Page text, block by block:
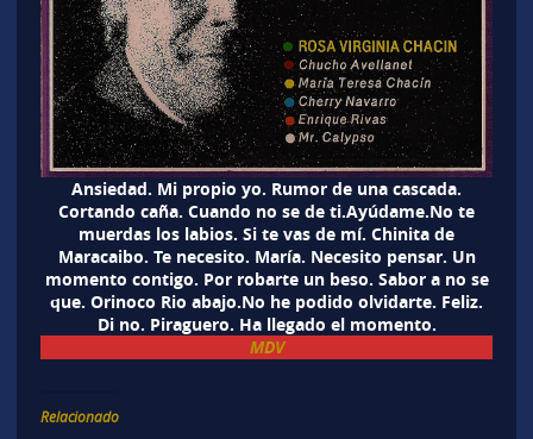
Ansiedad. Mi propio yo. Rumor de una cascada.
Cortando caña. Cuando no se de ti.Ayúdame.No te
muerdas los labios. Si te vas de mí. Chinita de
Maracaibo. Te necesito. María. Necesito pensar. Un
momento contigo. Por robarte un beso. Sabor a no se
que. Orinoco Rio abajo.No he podido olvidarte. Feliz.
Di no. Piraguero. Ha llegado el momento.
MDV
Relacionado